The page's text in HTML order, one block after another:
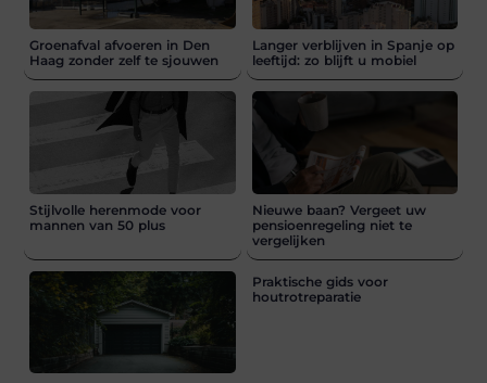
Groenafval afvoeren in Den
Haag zonder zelf te sjouwen
Langer verblijven in Spanje op
leeftijd: zo blijft u mobiel
Stijlvolle herenmode voor
mannen van 50 plus
Nieuwe baan? Vergeet uw
pensioenregeling niet te
vergelijken
Praktische gids voor
houtrotreparatie